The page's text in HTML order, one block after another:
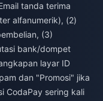
tanda terima
alfanumerik), (2)
(3)
bank/dompet
layar ID
dan "Promosi" jika
CodaPay sering kali